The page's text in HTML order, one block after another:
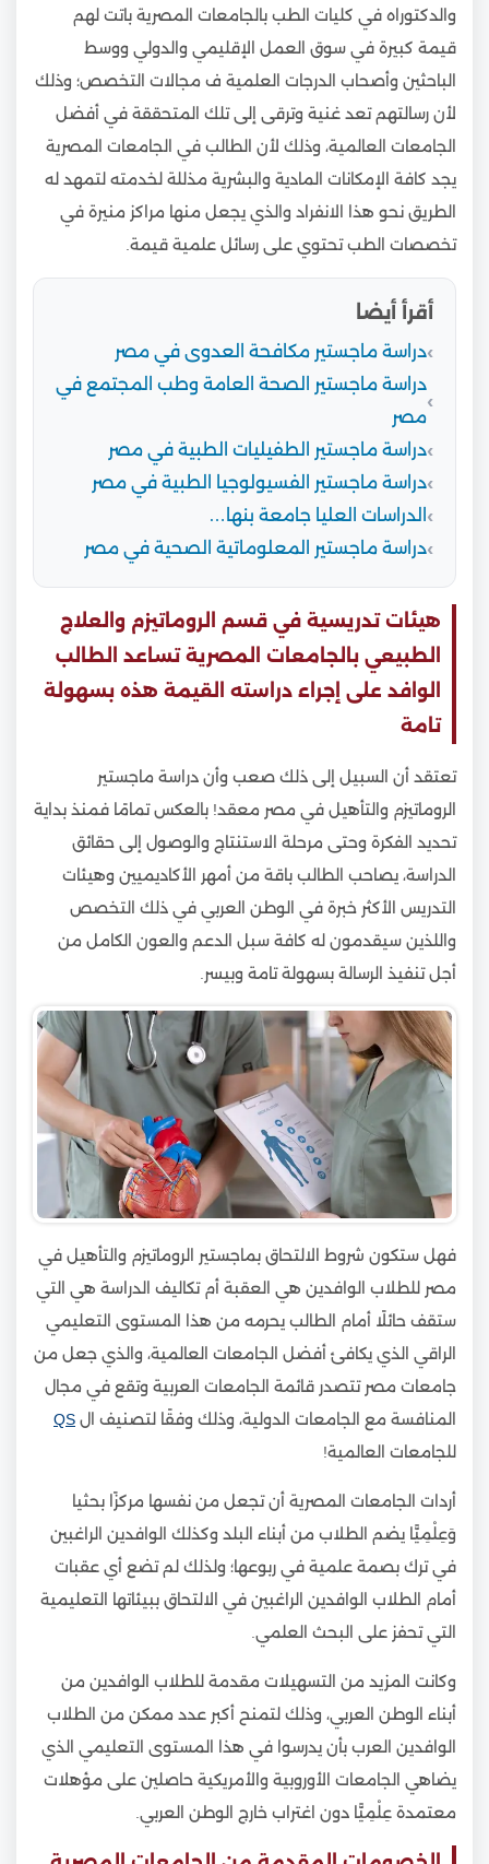
والدكتوراه في كليات الطب بالجامعات المصرية باتت لهم
قيمة كبيرة في سوق العمل الإقليمي والدولي ووسط
الباحثين وأصحاب الدرجات العلمية ف مجالات التخصص؛ وذلك
لأن رسالتهم تعد غنية وترقى إلى تلك المتحققة في أفضل
الجامعات العالمية، وذلك لأن الطالب في الجامعات المصرية
يجد كافة الإمكانات المادية والبشرية مذللة لخدمته لتمهد له
الطريق نحو هذا الانفراد والذي يجعل منها مراكز منيرة في
تخصصات الطب تحتوي على رسائل علمية قيمة.
أقرأ أيضا
دراسة ماجستير مكافحة العدوى في مصر
دراسة ماجستير الصحة العامة وطب المجتمع في
مصر
دراسة ماجستير الطفيليات الطبية في مصر
دراسة ماجستير الفسيولوجيا الطبية في مصر
الدراسات العليا جامعة بنها…
دراسة ماجستير المعلوماتية الصحية في مصر
هيئات تدريسية في قسم الروماتيزم والعلاج
الطبيعي بالجامعات المصرية تساعد الطالب
الوافد على إجراء دراسته القيمة هذه بسهولة
تامة
تعتقد أن السبيل إلى ذلك صعب وأن دراسة ماجستير
الروماتيزم والتأهيل في مصر معقد! بالعكس تمامًا فمنذ بداية
تحديد الفكرة وحتى مرحلة الاستنتاج والوصول إلى حقائق
الدراسة، يصاحب الطالب باقة من أمهر الأكاديميين وهيئات
التدريس الأكثر خبرة في الوطن العربي في ذلك التخصص
واللذين سيقدمون له كافة سبل الدعم والعون الكامل من
أجل تنفيذ الرسالة بسهولة تامة وبيسر.
فهل ستكون شروط الالتحاق بماجستير الروماتيزم والتأهيل في
مصر للطلاب الوافدين هي العقبة أم تكاليف الدراسة هي التي
ستقف حائلًا أمام الطالب يحرمه من هذا المستوى التعليمي
الراقي الذي يكافئ أفضل الجامعات العالمية، والذي جعل من
جامعات مصر تتصدر قائمة الجامعات العربية وتقع في مجال
المنافسة مع الجامعات الدولية، وذلك وفقًا لتصنيف ال QS
للجامعات العالمية!
أردات الجامعات المصرية أن تجعل من نفسها مركزًا بحثيا
وَعِلْمِيًّا يضم الطلاب من أبناء البلد وكذلك الوافدين الراغبين
في ترك بصمة علمية في ربوعها؛ ولذلك لم تضع أي عقبات
أمام الطلاب الوافدين الراغبين في الالتحاق ببيئاتها التعليمية
التي تحفز على البحث العلمي.
وكانت المزيد من التسهيلات مقدمة للطلاب الوافدين من
أبناء الوطن العربي، وذلك لتمنح أكبر عدد ممكن من الطلاب
الوافدين العرب بأن يدرسوا في هذا المستوى التعليمي الذي
يضاهي الجامعات الأوروبية والأمريكية حاصلين على مؤهلات
معتمدة عِلْمِيًّا دون اغتراب خارج الوطن العربي.